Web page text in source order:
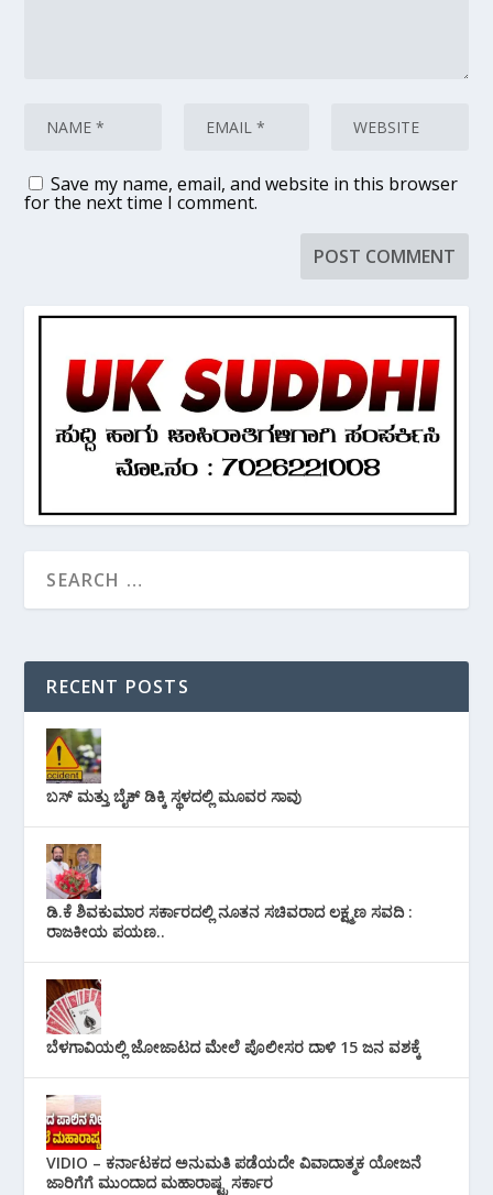
Save my name, email, and website in this browser
for the next time I comment.
RECENT POSTS
ಬಸ್ ಮತ್ತು ಬೈಕ್ ಡಿಕ್ಕಿ ಸ್ಥಳದಲ್ಲಿ ಮೂವರ ಸಾವು
ಡಿ.ಕೆ ಶಿವಕುಮಾರ ಸರ್ಕಾರದಲ್ಲಿ ನೂತನ ಸಚಿವರಾದ ಲಕ್ಷ್ಮಣ ಸವದಿ :
ರಾಜಕೀಯ ಪಯಣ..
ಬೆಳಗಾವಿಯಲ್ಲಿ ಜೋಜಾಟದ ಮೇಲೆ ಪೊಲೀಸರ ದಾಳಿ 15 ಜನ ವಶಕ್ಕೆ
VIDIO – ಕರ್ನಾಟಕದ ಅನುಮತಿ ಪಡೆಯದೇ ವಿವಾದಾತ್ಮಕ ಯೋಜನೆ
ಜಾರಿಗೆಗೆ ಮುಂದಾದ ಮಹಾರಾಷ್ಟ್ರ ಸರ್ಕಾರ